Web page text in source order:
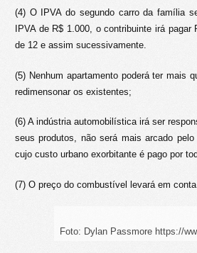
(4) O IPVA do segundo carro da família
IPVA de R$ 1.000, o contribuinte irá
de 12 e assim sucessivamente.
(5) Nenhum apartamento poderá ter mais
redimensonar os existentes;
(6) A indústria automobilística irá ser
seus produtos, não será mais arcado
cujo custo urbano exorbitante é pago por
(7) O preço do combustível levará em
Foto: Dylan Passmore https://